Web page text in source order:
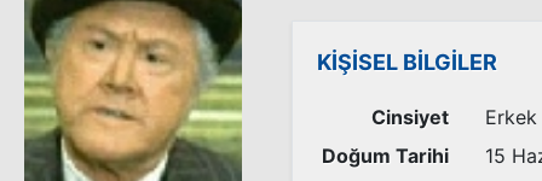
KİŞİSEL BİLGİLER
Cinsiyet
Erkek
Doğum Tarihi
15